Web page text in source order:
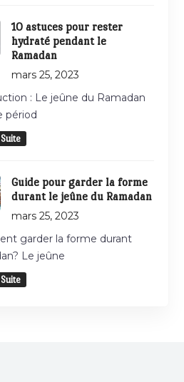
10 astuces pour rester
hydraté pendant le
Ramadan
mars 25, 2023
: Le jeûne du Ramadan
périod
Guide pour garder la forme
durant le jeûne du Ramadan
mars 25, 2023
garder la forme durant
Le jeûne